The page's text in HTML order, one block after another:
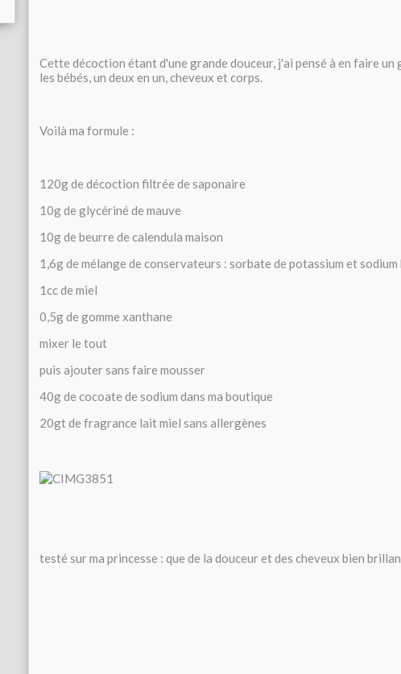
Cette décoction étant d'une grande douceur, j'ai pensé à en faire un
les bébés, un deux en un, cheveux et corps.
Voilà ma formule :
120g de décoction filtrée de saponaire
10g de glycériné de mauve
10g de beurre de calendula maison
1,6g de mélange de conservateurs : sorbate de potassium et
1cc de miel
0,5g de gomme xanthane
mixer le tout
puis ajouter sans faire mousser
40g de cocoate de sodium dans ma boutique
20gt de fragrance lait miel sans allergènes
testé sur ma princesse : que de la douceur et des cheveux bien